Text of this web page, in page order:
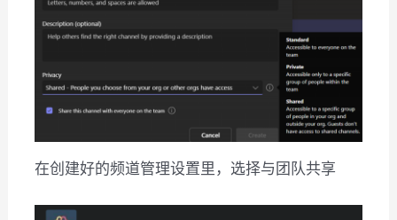
在创建好的频道管理设置里，选择与团队共享